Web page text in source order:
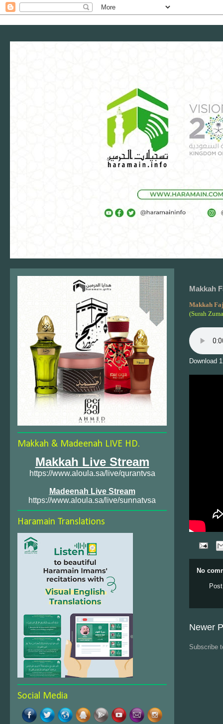
Makkah
Makkah
(Surah
Download
No
Newer
Subscribe
Makkah & Madeenah LIVE HD.
Makkah Live Stream
https://www.aloula.sa/live/qurantvsa
Madeenah Live Stream
https://www.aloula.sa/live/sunnatvsa
Haramain Translations
Social Media